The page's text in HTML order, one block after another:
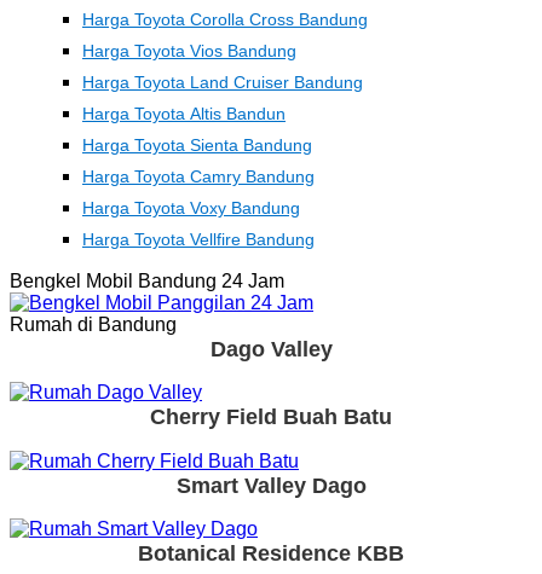
Harga Toyota Corolla Cross Bandung
Harga Toyota Vios Bandung
Harga Toyota Land Cruiser Bandung
Harga Toyota Altis Bandun
Harga Toyota Sienta Bandung
Harga Toyota Camry Bandung
Harga Toyota Voxy Bandung
Harga Toyota Vellfire Bandung
Bengkel Mobil Bandung 24 Jam
Rumah di Bandung
Dago Valley
Cherry Field Buah Batu
Smart Valley Dago
Botanical Residence KBB